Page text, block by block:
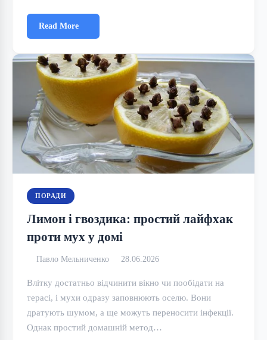
Read More
ПОРАДИ
Лимон і гвоздика: простий лайфхак
проти мух у домі
Павло Мельниченко 28.06.2026
Влітку достатньо відчинити вікно чи пообідати на
терасі, і мухи одразу заповнюють оселю. Вони
дратують шумом, а ще можуть переносити інфекції.
Однак простий домашній метод…